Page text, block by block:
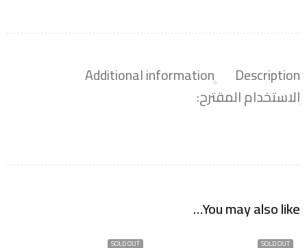
Description
Additional information
الاستخدام المقترح:
You may also like…
SOLD OUT
SOLD OUT